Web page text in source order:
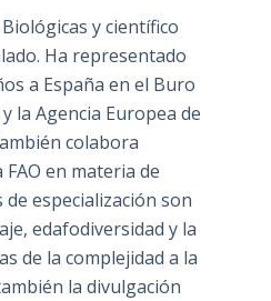
y científico
Ha representado
a España en el Buro
la Agencia Europea de
colabora
en materia de
de especialización son
edafodiversidad y la
de la complejidad a la
la divulgación